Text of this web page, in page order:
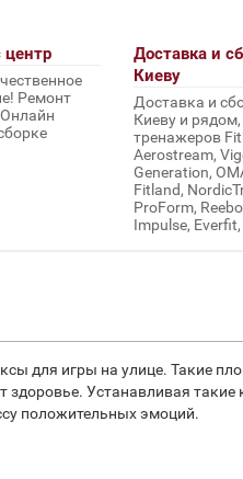
центр
Ремонт
Доставка и
Киеву
Доставка и
Киеву и рядом,
тренажеров
Aerostream,
Generation,
Fitland,
ProForm,
Impulse,
для игры на улице. Такие
Устанавливая такие
положительных эмоций.